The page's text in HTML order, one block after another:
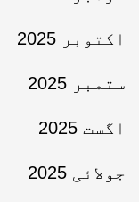
اکتوبر 2025
ستمبر 2025
اگست 2025
جولائی 2025